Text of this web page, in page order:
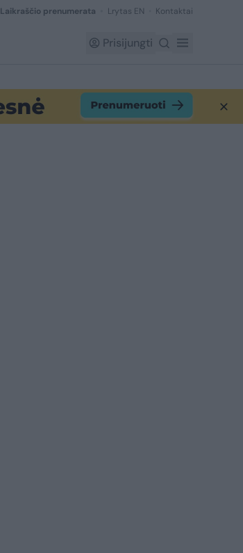
Laikraščio prenumerata Lrytas EN Kontaktai
Prisijungti